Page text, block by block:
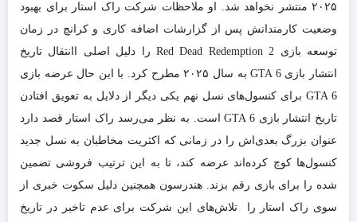
۲۰۲۵ منتشر نخواهد شد. او ملاحظات شرکت راک استار برای بهبود
وضعیت کارمندانش پس از گزارشات اضافه کاری و کرانچ در زمان
توسعه بازی Red Dead Redemption 2 را دلیل اصلی اانتقال تاریخ
انتشار بازی GTA 6 به سال ۲۰۲۵ مطرح کرد. با این حال عرضه بازی
GTA 6 برای کنسول‌های نسل نهم یکی دیگر از دلایل به تعویق افتادن
تاریخ انتشار بازی GTA 6 است. به نظر می‌رسد راک‌ استار قصد دارد
عنوان بزرگ بعدی‌اش را در زمانی که اکثریت مخاطبان به نسل جدید
کنسول‌ها کوچ کرده‌اند عرضه کند، تا به این ترتیب فروشی تضمین
شده را برای بازی رقم بزند. هندرسون همچنین دلیل سکوت خبری از
سوی راک استار را تلاش‌های این شرکت برای عدم تاخیر در تاریخ